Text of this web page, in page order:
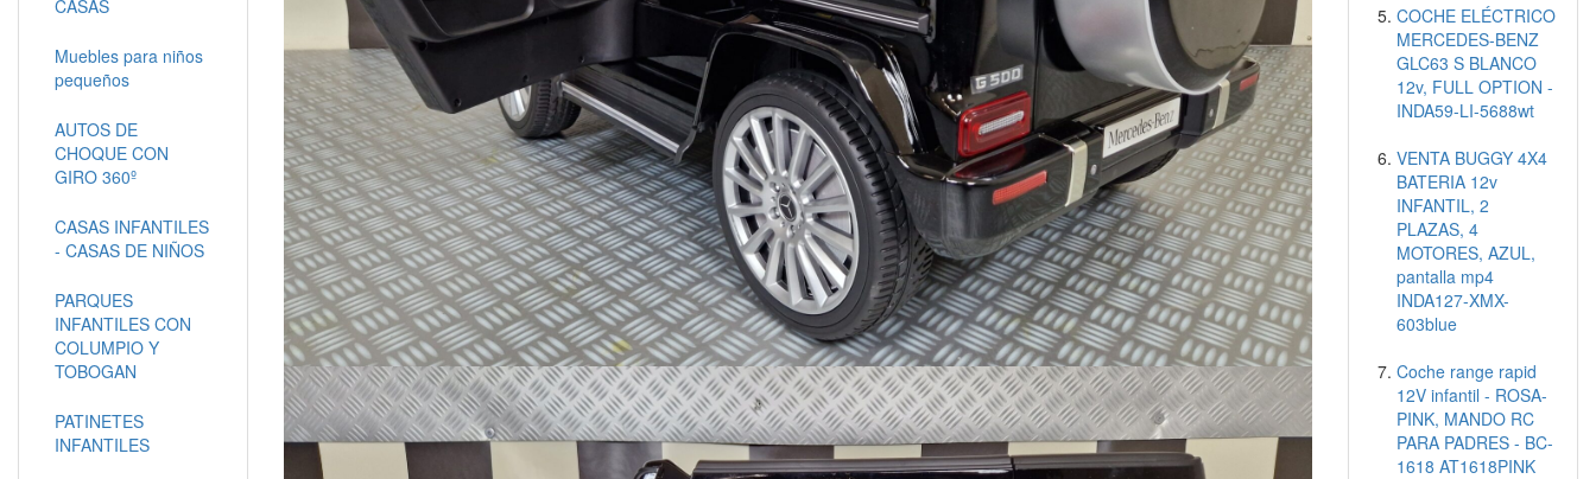
CASAS
Muebles para niños
pequeños
AUTOS DE
CHOQUE CON
GIRO 360º
CASAS INFANTILES
- CASAS DE NIÑOS
PARQUES
INFANTILES CON
COLUMPIO Y
TOBOGAN
PATINETES
INFANTILES
COCHE ELÉCTRICO
MERCEDES-BENZ
GLC63 S BLANCO
12v, FULL OPTION -
INDA59-LI-5688wt
VENTA BUGGY 4X4
BATERIA 12v
INFANTIL, 2
PLAZAS, 4
MOTORES, AZUL,
pantalla mp4
INDA127-XMX-
603blue
Coche range rapid
12V infantil - ROSA-
PINK, MANDO RC
PARA PADRES - BC-
1618 AT1618PINK